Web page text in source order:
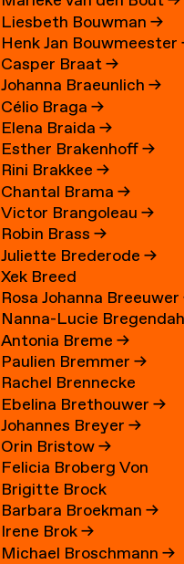
Liesbeth Bouwman→
Henk Jan Bouwmeester
Casper Braat→
Johanna Braeunlich→
Célio Braga→
Elena Braida→
Esther Brakenhoff→
Rini Brakkee→
Chantal Brama→
Victor Brangoleau→
Robin Brass→
Juliette Brederode→
Xek Breed
Rosa Johanna Breeuwer
Nanna-Lucie
Axilgård→
Antonia Breme→
Paulien Bremmer→
Rachel Brennecke
Ebelina Brethouwer→
Johannes Breyer→
Orin Bristow→
Felicia Broberg Von
Zweigbergk
Brigitte Brock
Barbara Broekman→
Irene Brok→
Michael Broschmann→